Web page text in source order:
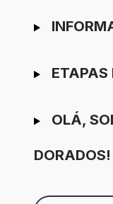
ETAPAS
OLÁ,
DORADOS!